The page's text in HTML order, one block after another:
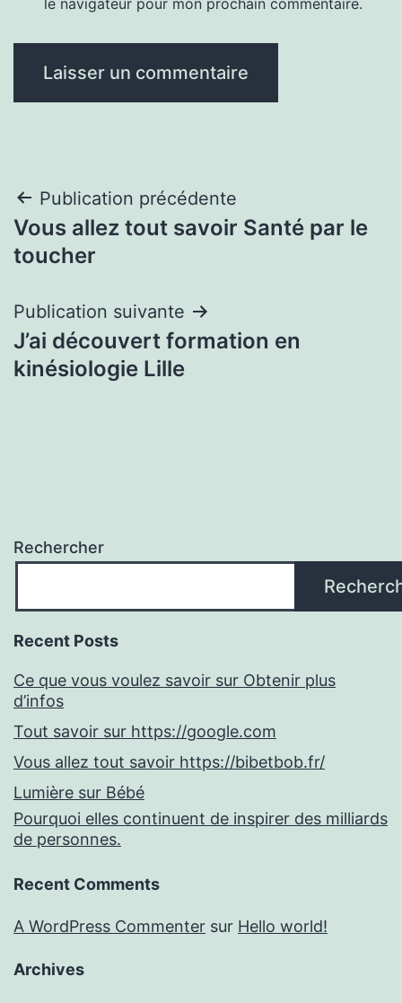
Navigation
de
Publication précédente
Vous allez tout savoir Santé par le
toucher
Publication suivante
J’ai découvert formation en
kinésiologie Lille
Rechercher
Recent Posts
Ce que vous voulez savoir sur Obtenir plus
d’infos
Tout savoir sur https://google.com
Vous allez tout savoir https://bibetbob.fr/
Lumière sur Bébé
Pourquoi elles continuent de inspirer des milliards
de personnes.
Recent Comments
A WordPress Commenter sur Hello world!
Archives